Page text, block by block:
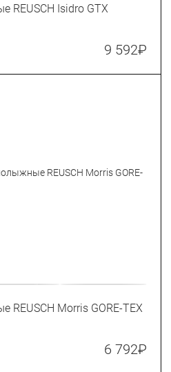
REUSCH Isidro GTX
9 592₽
REUSCH Morris GORE-TEX
6 792₽